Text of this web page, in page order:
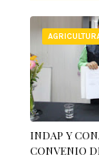
INDAP Y
CONVENIO